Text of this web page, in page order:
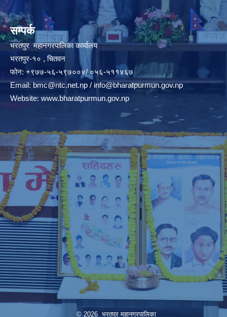
सम्पर्क
भरतपुर महानगरपालिका कार्यालय
भरतपुर-१० , चितवन
फोन: +९७७-५६-५९७००४/ ०५६-५११४६७
Email:bmc@ntc.net.np / info@bharatpurmun.gov.np
Website: www.bharatpurmun.gov.np
© 2026 भरतपुर महानगरपालिका